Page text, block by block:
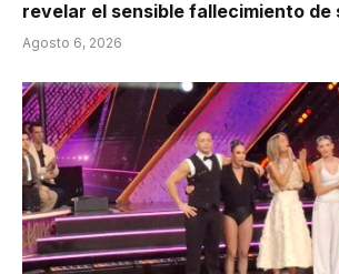
revelar el sensible fallecimiento de
Agosto 6, 2026